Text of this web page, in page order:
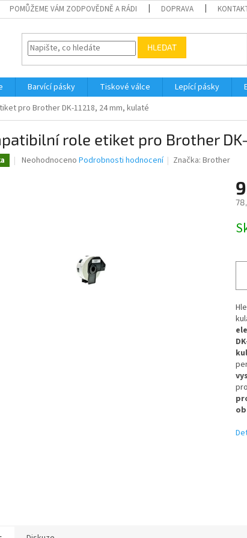
POMŮŽEME VÁM ZODPOVĚDNĚ A RÁDI DOPRAVA
HLEDAT
Barvící pásky Tiskové válce Lepící pásky
pro Brother DK-11218, 24 mm, kulaté
role etiket pro Brother
Průměrné
Neohodnoceno Podrobnosti hodnocení Značka:Brother
pro